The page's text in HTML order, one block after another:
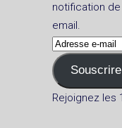
notification
email.
Adresse
e-
mail
Souscrire
Rejoignez les